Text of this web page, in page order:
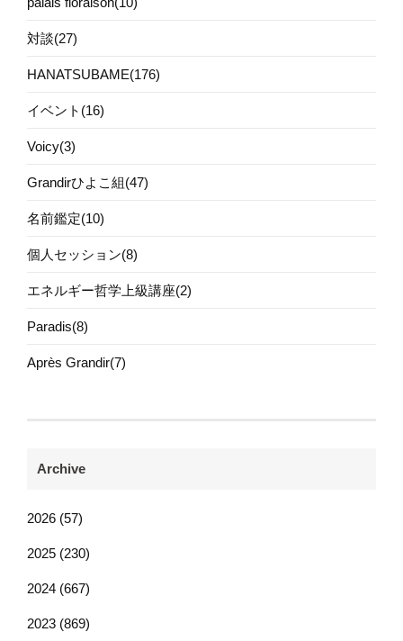
対談(27)
HANATSUBAME(176)
イベント(16)
Voicy(3)
Grandirひよこ組(47)
名前鑑定(10)
個人セッション(8)
エネルギー哲学上級講座(2)
Paradis(8)
Après Grandir(7)
Archive
2026 (57)
2025 (230)
2024 (667)
2023 (869)